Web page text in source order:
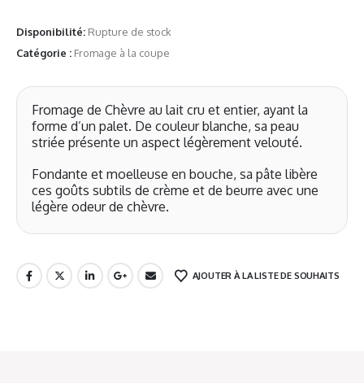
Disponibilité: Rupture de stock
Catégorie : Fromage à la coupe
Fromage de Chèvre au lait cru et entier, ayant la
forme d’un palet. De couleur blanche, sa peau
striée présente un aspect légèrement velouté.
Fondante et moelleuse en bouche, sa pâte libère
ces goûts subtils de crème et de beurre avec une
légère odeur de chèvre.
AJOUTER À LA LISTE DE SOUHAITS